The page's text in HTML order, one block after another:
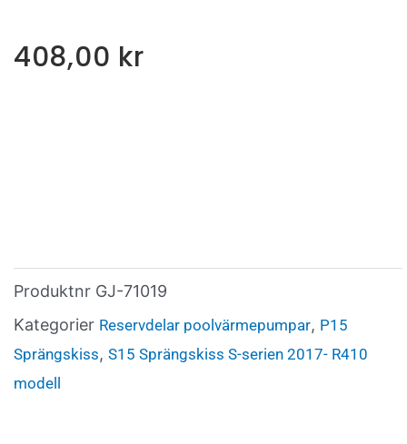
408,00 kr
Produktnr GJ-71019
Kategorier Reservdelar poolvärmepumpar, P15
Sprängskiss, S15 Sprängskiss S-serien 2017- R410
modell